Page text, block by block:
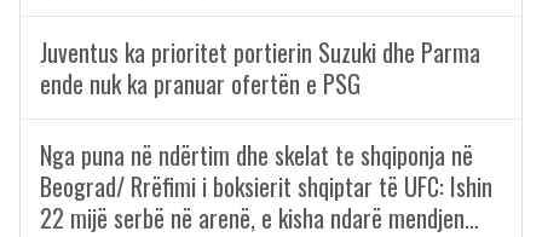
Juventus ka prioritet portierin Suzuki dhe Parma
ende nuk ka pranuar ofertën e PSG
Nga puna në ndërtim dhe skelat te shqiponja në
Beograd/ Rrëfimi i boksierit shqiptar të UFC: Ishin
22 mijë serbë në arenë, e kisha ndarë mendjen…